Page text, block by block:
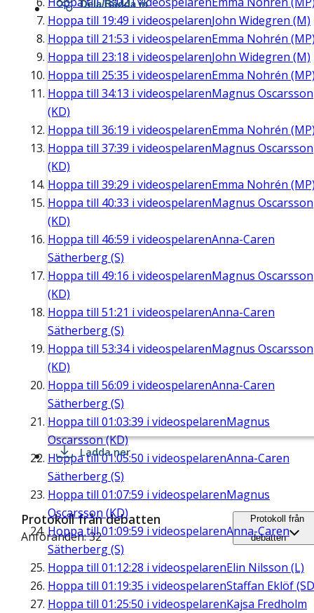
Hoppa till 19:49 i videospelarenJohn Widegren (M)
Hoppa till 21:53 i videospelarenEmma Nohrén
Hoppa till 23:18 i videospelarenJohn Widegren (M)
Hoppa till 25:35 i videospelarenEmma Nohrén
Hoppa till 34:13 i videospelarenMagnus Oscarsson
(KD)
Hoppa till 36:19 i videospelarenEmma Nohrén
Hoppa till 37:39 i videospelarenMagnus Oscarsson
(KD)
Hoppa till 39:29 i videospelarenEmma Nohrén
Hoppa till 40:33 i videospelarenMagnus Oscarsson
(KD)
Hoppa till 46:59 i videospelarenAnna-Caren
Sätherberg (S)
Hoppa till 49:16 i videospelarenMagnus Oscarsson
(KD)
Hoppa till 51:21 i videospelarenAnna-Caren
Sätherberg (S)
Hoppa till 53:34i videospelarenMagnus Oscarsson
(KD)
Hoppa till 56:09 i videospelarenAnna-Caren
Sätherberg (S)
Hoppa till 01:03:39 i videospelarenMagnus
Oscarsson (KD)
Hoppa till01:05:50 i videospelarenAnna-Caren
Sätherberg (S)
Hoppa till 01:07:59 i videospelarenMagnus
Oscarsson (KD)
Hoppa till01:09:59 i videospelarenAnna-Caren
Sätherberg (S)
Hoppa till 01:12:28 i videospelarenElin Nilsson (L)
Hoppa till 01:19:35 i videospelarenStaffan Eklöf
Hoppa till 01:25:50 i videospelarenKajsa Fredholm
Dela/Bädda in
Ladda ner
Protokoll från debatten
Anföranden: 32
Protokoll från
debatten